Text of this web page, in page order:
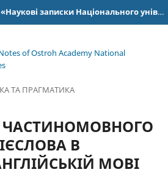
Науковий журнал «Наукові записки Національного університету «Острозька академія»: серія «Філологія»
of Ostroh Academy National
ТА ПРАГМАТИКА
ЧАСТИНОМОВНОГО
В
МОВІ